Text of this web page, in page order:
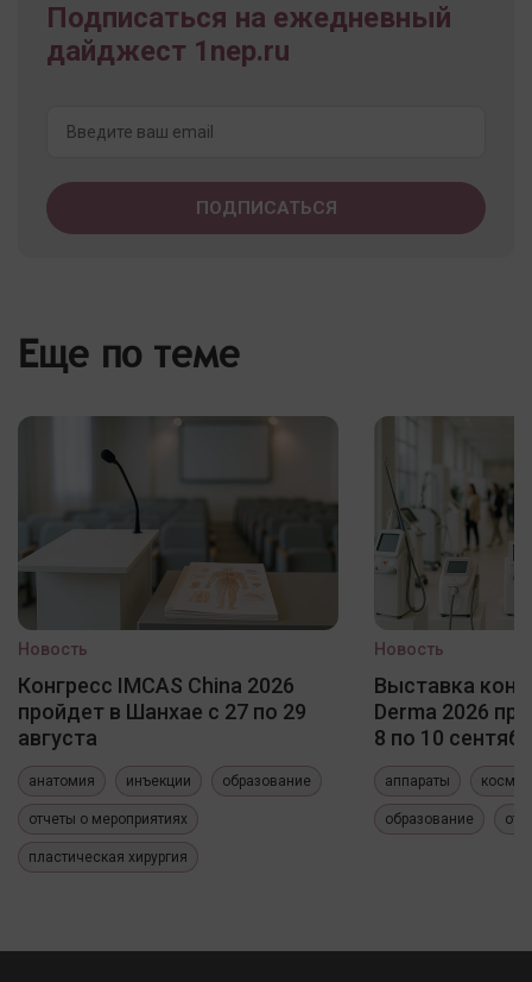
Подписаться на ежедневный
дайджест 1nep.ru
Еще по теме
Новость
Конгресс IMCAS China 2026
пройдет в Шанхае с 27 по 29
августа
анатомия инъекции образование
отчеты о мероприятиях
пластическая хирургия
Новость
Выставка
Derma 2026
8 по 10
аппараты
образование